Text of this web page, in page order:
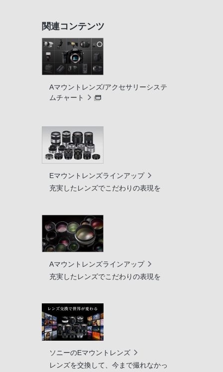
関連コンテンツ
Aマウントレンズ/アクセサリーシステ
ムチャート
Eマウントレンズラインアップ
充実したレンズでこだわりの表現を
Aマウントレンズラインアップ
充実したレンズでこだわりの表現を
ソニーのEマウントレンズ
レンズを交換して、今まで撮れなかっ